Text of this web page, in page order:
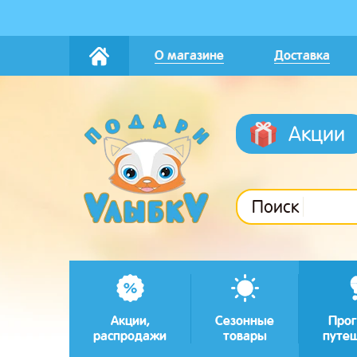
О магазине Доставка
Акции
Поиск
Акции,
распродажи
Сезонные
товары